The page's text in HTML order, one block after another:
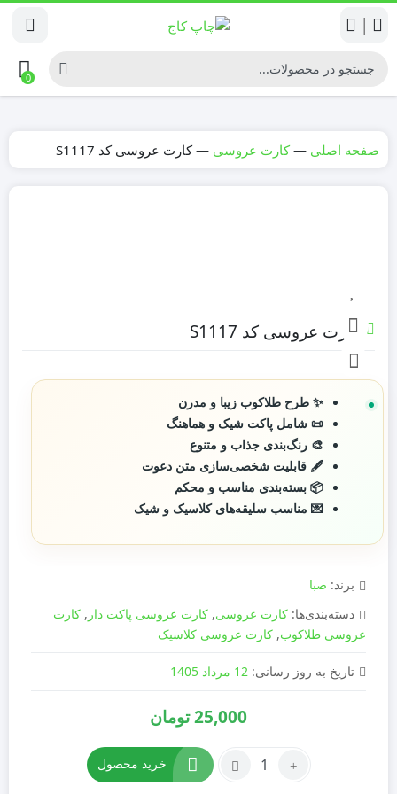
|
0
صفحه اصلی —کارت عروسی —کارت عروسی کد S1117
کارت عروسی کد S1117
✨ طرح طلاکوب زیبا و مدرن
📜 شامل پاکت شیک و هماهنگ
🎨 رنگ‌بندی جذاب و متنوع
🖋️ قابلیت شخصی‌سازی متن دعوت
📦 بسته‌بندی مناسب و محکم
💌 مناسب سلیقه‌های کلاسیک و شیک
برند: صبا
دسته‌بندی‌ها: کارت عروسی, کارت عروسی پاکت دار , کارت
عروسی طلاکوب, کارت عروسی کلاسیک
تاریخ به روز رسانی: 12 مرداد 1405
25,000تومان
تعداد:
خرید محصول